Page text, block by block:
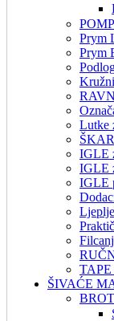
Prym
Prym
Lutke
IGLE
IGLE
IGLE
TAPE
ŠIVAĆE